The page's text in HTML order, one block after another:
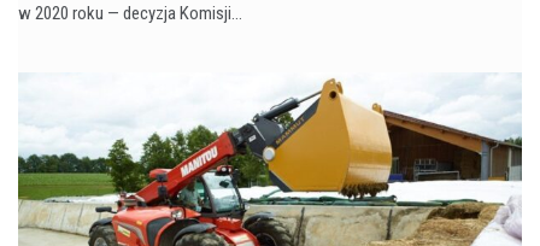
w 2020 roku — decyzja Komisji…